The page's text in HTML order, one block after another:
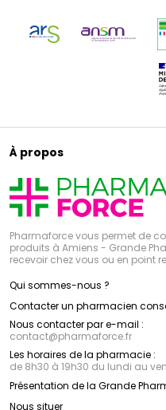
À propos
Pharmaforce vous permet de
produits à Amiens - Grande
recevoir chez vous ou en point
Qui sommes-nous ?
Contacter un pharmacien
Nous contacter par e-mail :
contact@pharmaforce.fr
Les horaires de la pharmacie :
de 8h30 à 19h30 du lundi au
Présentation de la Grande
Nous situer